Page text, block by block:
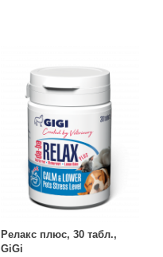
Релакс плюс, 30 табл.,
GiGi